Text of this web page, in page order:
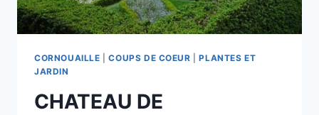
CORNOUAILLE |COUPS DE COEUR |PLANTES ET
JARDIN
CHATEAU DE